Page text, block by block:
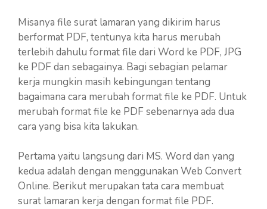
Misanya file surat lamaran yang dikirim harus
berformat PDF, tentunya kita harus merubah
terlebih dahulu format file dari Word ke PDF, JPG
ke PDF dan sebagainya. Bagi sebagian pelamar
kerja mungkin masih kebingungan tentang
bagaimana cara merubah format file ke PDF. Untuk
merubah format file ke PDF sebenarnya ada dua
cara yang bisa kita lakukan.
Pertama yaitu langsung dari MS. Word dan yang
kedua adalah dengan menggunakan Web Convert
Online. Berikut merupakan tata cara membuat
surat lamaran kerja dengan format file PDF.